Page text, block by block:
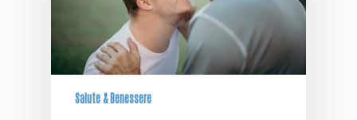
Salute & Benessere